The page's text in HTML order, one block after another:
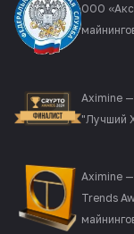
ООО
Aximine
"Лучший
Aximine
Trends